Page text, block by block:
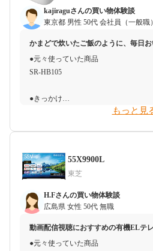
●その他
なし
●どのような人におすすめできるか
ンディクリーナーを探している人や、
おすすめできます。
ハンディークリーナーの割にはやや値
デザイン等を考慮すると、まったく
なし
高まった。
ULTRA FINE BUBBLEを購入した理由
ULTRA FINE BUBBLEは、水中に微細
従来の洗濯機では落ちにくかった汚れ
物が擦れ合って傷んでしまうことがあ
BUBBLEを利用することで、衣類の優
●懸念点
ULTRA FINE BUBBLEの操作が複雑で
であると感じる人もいたようです。
り、ペットの毛も問題なく吸い込める
超えるものが多く迷いどころでした
のレビューをよく聞くので、パナソニ
名所でもいいかなと楽天、Amazonで
WV406JGG
だったので、掃除機が欲しくなったそ
た。シャークも耳にするメーカーだっ
る知人などはいませんでしたが、値段
入。設問3で記入した商品は、通常の
いているタイプだったので、今後のこ
約のために備品が1つ少ない今回の商
kajiraguさんの買い物体験談
東京都 男性 50代 会社員（一般職）
かまどで炊いたご飯のように、毎日お
●元々使っていた商品
SR‐HB105
●きっかけ
もう10年位使っていて内釜のコーテ
●予算感
購入の予算は３万円台と考えていて、
飯器をさがしていて、2回ほど量販店
ていてその店のトップ３のうちの一つ
ティングもしっかりしていたので、こ
●迷った商品
SR-NB102
もっと見
55X9900L
東芝
H.Fさんの買い物体験談
広島県 女性 50代 無職
動画配信視聴におすすめの有機ELテ
●元々使っていた商品